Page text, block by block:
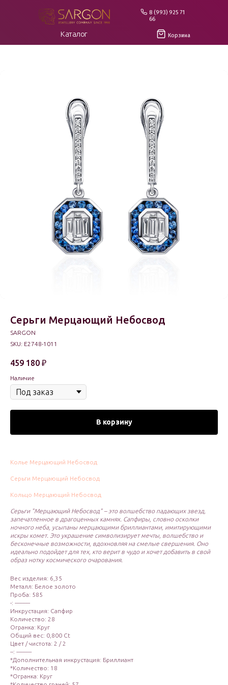
8 (993) 925 71
66
Корзина
Каталог
Серьги Мерцающий Небосвод
SARGON
SKU: E2748-1011
459 180 ₽
Наличие
В корзину
Колье Мерцающий Небосвод
Серьги Мерцающий Небосвод
Кольцо Мерцающий Небосвод
Серьги "Мерцающий Небосвод" – это волшебство падающих звезд,
запечатленное в драгоценных камнях. Сапфиры, словно осколки
ночного неба, усыпаны мерцающими бриллиантами, имитирующими
искры комет. Это украшение символизирует мечты, волшебство и
бесконечные возможности, вдохновляя на смелые свершения. Оно
идеально подойдет для тех, кто верит в чудо и хочет добавить в свой
образ нотку космического очарования.
Вес изделия: 6,35
Металл: Белое золото
Проба: 585
-: ----------
Инкрустация: Сапфир
Количество: 28
Огранка: Круг
Общий вес: 0,800 Ct
Цвет / чистота: 2 / 2
--: ----------
*Дополнительная инкрустация: Бриллиант
*Количество: 18
*Огранка: Круг